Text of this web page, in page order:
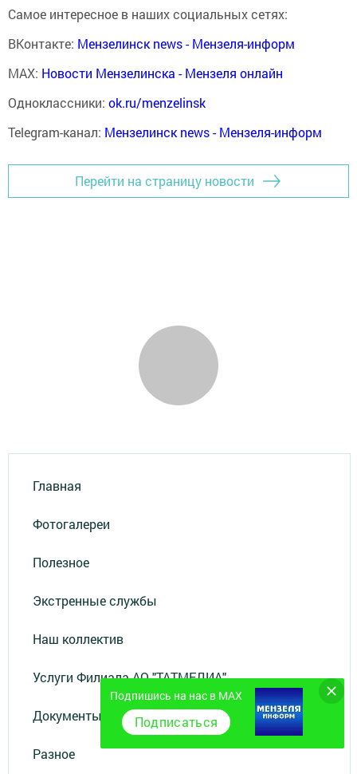
Самое интересное в наших социальных сетях:
ВКонтакте: Мензелинск news - Мензеля-информ
MAX: Новости Мензелинска - Мензеля онлайн
Одноклассники: ok.ru/menzelinsk
Telegram-канал: Мензелинск news - Мензеля-информ
Перейти на страницу новости
Главная
Фотогалереи
Полезное
Экстренные службы
Наш коллектив
Услуги Филиала АО "ТАТМЕДИА"
Документы
Разное
Подпишись на нас в MAX
Подписаться